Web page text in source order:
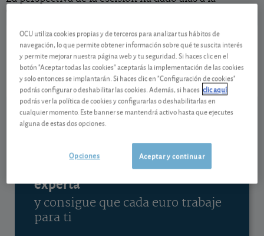
Mercedes-Benz
DE0007100000
06/08/2026 Fráncfort
46,77 EUR
-
Ver detalladamente
Contenido reservado a SOCIOS
Gestiona tu dinero con visión
experta
y consigue que cada euro trabaje
para ti
OCU utiliza cookies propias y de terceros para analizar tus hábitos de
navegación, lo que permite obtener información sobre qué te suscita interés
y permite mejorar nuestra página web y tu seguridad. Si haces clic en el
botón "Aceptar todas las cookies" aceptarás la implementación de las cookies
y solo entonces se implantarán. Si haces clic en "Configuración de cookies"
podrás configurar o deshabilitar las cookies. Además, si haces clic aquí
podrás ver la política de cookies y configurarlas o deshabilitarlas en
cualquier momento. Este banner se mantendrá activo hasta que ejecutes
alguna de estas dos opciones.
Aceptar y continuar
Opciones